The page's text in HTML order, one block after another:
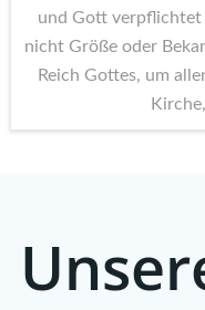
und Gott verpflichtet
nicht Größe oder
Reich Gottes, um